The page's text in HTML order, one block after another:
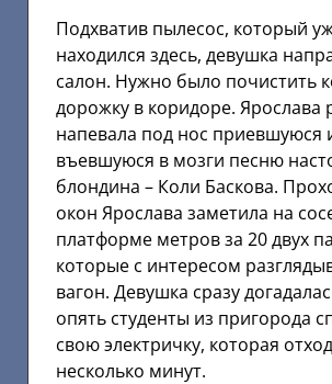
Подхватив пылесос, который
находился здесь, девушка
салон. Нужно было почистить
дорожку в коридоре. Ярослава
напевала под нос приевшуюся
въевшуюся в мозги песню
блондина – Коли Баскова.
окон Ярослава заметила на
платформе метров за 20 двух
которые с интересом
вагон. Девушка сразу
опять студенты из пригорода
свою электричку, которая
несколько минут.